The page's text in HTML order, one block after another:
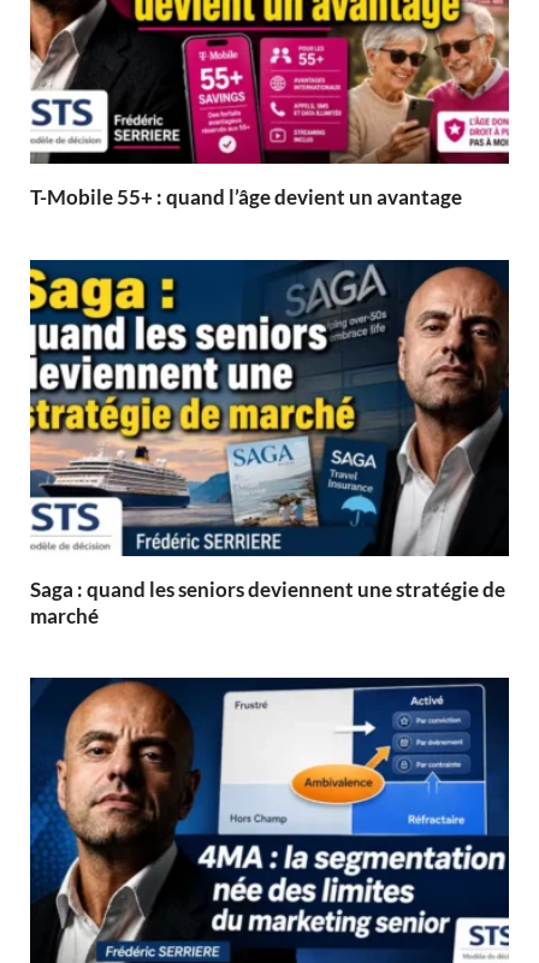
T-Mobile 55+ : quand l’âge devient un avantage
Saga : quand les seniors deviennent une stratégie de
marché